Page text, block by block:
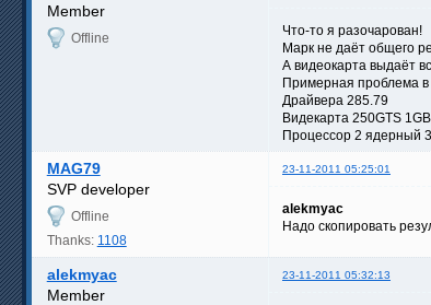
Member
Offline
Что-то я разочарован!
Марк не даёт общего
А видеокарта выдаёт
Примерная проблема
Драйвера 285.79
Видекарта 250GTS 1GB
Процессор 2 ядерный
MAG79 23-11-2011 05:25:01
SVP developer
Offline
Thanks: 1108
alekmyac
Надо скопировать
alekmyac 23-11-2011 05:32:13
Member